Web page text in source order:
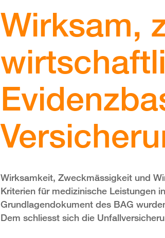
Wirksam,
Wirksamkeit, Zweckmässigkeit und
Kriterien für medizinische Leistungen
Grundlagendokument des BAG
Dem schliesst sich die